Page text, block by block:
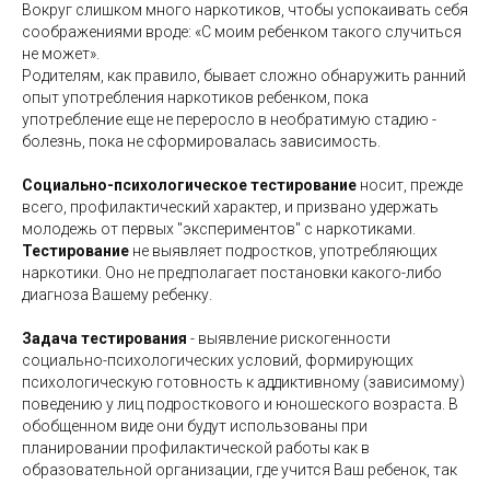
Вокруг слишком много наркотиков, чтобы успокаивать себя
соображениями вроде: «С моим ребенком такого случиться
не может».
Родителям, как правило, бывает сложно обнаружить ранний
опыт употребления наркотиков ребенком, пока
употребление еще не переросло в необратимую стадию -
болезнь, пока не сформировалась зависимость.
Социально-психологическое тестирование носит, прежде
всего, профилактический характер, и призвано удержать
молодежь от первых "экспериментов" с наркотиками.
Тестирование не выявляет подростков, употребляющих
наркотики. Оно не предполагает постановки какого-либо
диагноза Вашему ребенку.
Задача тестирования - выявление рискогенности
социально-психологических условий, формирующих
психологическую готовность к аддиктивному (зависимому)
поведению у лиц подросткового и юношеского возраста. В
обобщенном виде они будут использованы при
планировании профилактической работы как в
образовательной организации, где учится Ваш ребенок, так